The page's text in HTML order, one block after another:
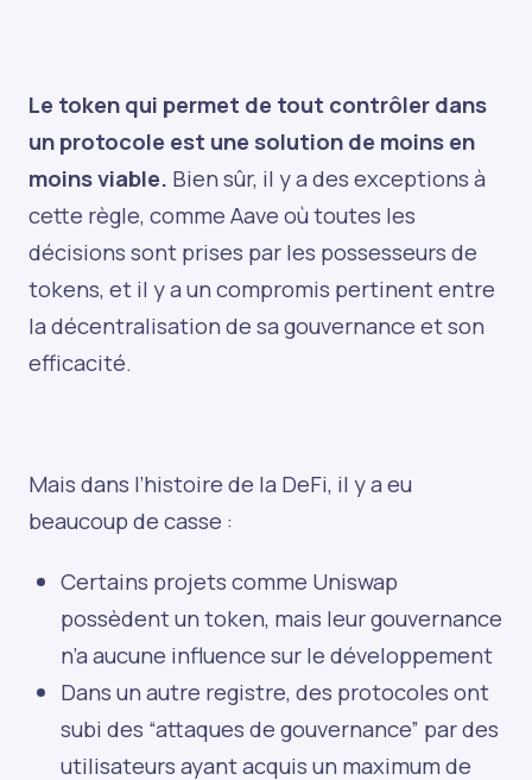
Le token qui permet de tout contrôler dans
un protocole est une solution de moins en
moins viable. Bien sûr, il y a des exceptions à
cette règle, comme Aave où toutes les
décisions sont prises par les possesseurs de
tokens, et il y a un compromis pertinent entre
la décentralisation de sa gouvernance et son
efficacité.
Mais dans l’histoire de la DeFi, il y a eu
beaucoup de casse :
Certains projets comme Uniswap
possèdent un token, mais leur gouvernance
n’a aucune influence sur le développement
Dans un autre registre, des protocoles ont
subi des “attaques de gouvernance” par des
utilisateurs ayant acquis un maximum de